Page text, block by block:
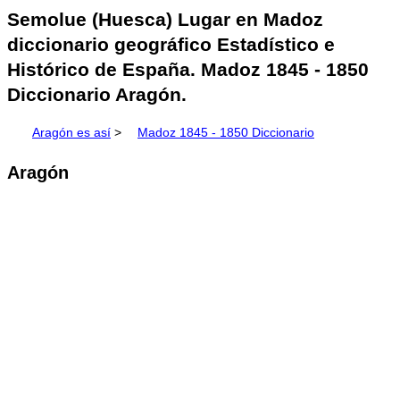
Semolue (Huesca) Lugar en Madoz
diccionario geográfico Estadístico e
Histórico de España. Madoz 1845 - 1850
Diccionario Aragón.
Aragón es así > Madoz 1845 - 1850 Diccionario
Aragón